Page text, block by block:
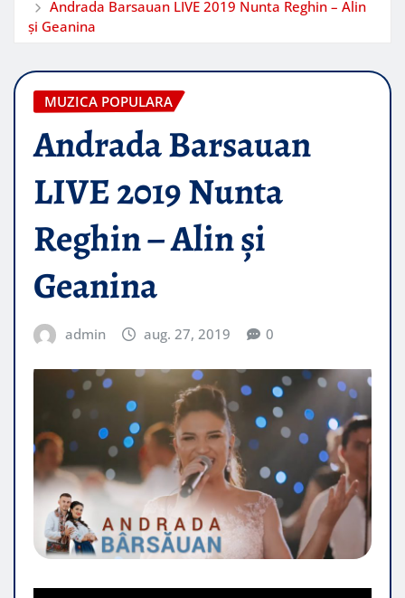
Andrada Barsauan LIVE 2019 Nunta Reghin – Alin
și Geanina
MUZICA POPULARA
Andrada Barsauan
LIVE 2019 Nunta
Reghin – Alin și
Geanina
admin aug. 27, 2019 0